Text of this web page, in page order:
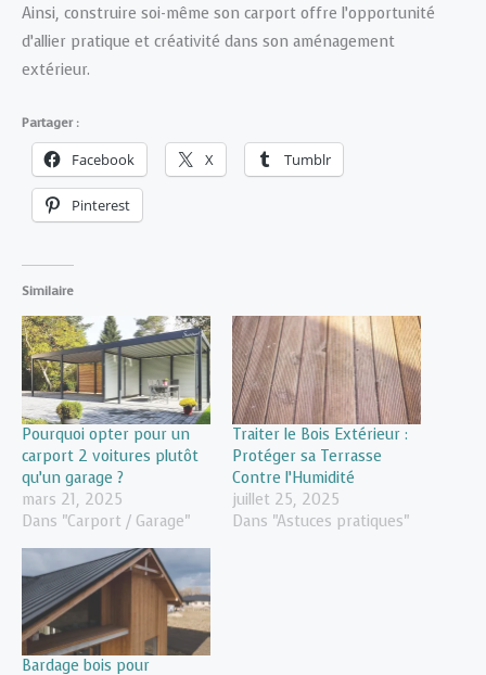
Ainsi, construire soi-même son carport offre l’opportunité
d’allier pratique et créativité dans son aménagement
extérieur.
Partager :
Facebook X Tumblr
Pinterest
Similaire
Pourquoi opter pour un
carport 2 voitures plutôt
qu’un garage ?
mars 21, 2025
Dans "Carport / Garage"
Traiter le Bois Extérieur :
Protéger sa Terrasse
Contre l’Humidité
juillet 25, 2025
Dans "Astuces pratiques"
Bardage bois pour